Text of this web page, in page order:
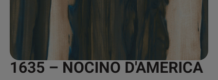
1635 – NOCINO D'AMERICA